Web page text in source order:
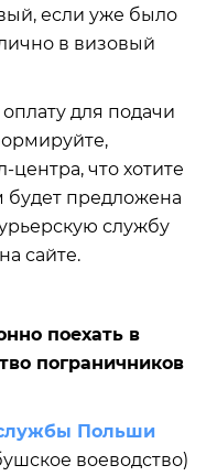
если уже было
в визовый
для подачи
центра, что хотите
будет предложена
службу
сайте.
поехать в
пограничников
Польши
воеводство)